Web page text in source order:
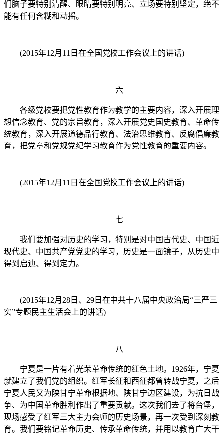
们脑子要特别清醒、眼睛要特别明亮、立场要特别坚定，绝不
能有任何含糊和动摇。
(2015年12月11日在全国党校工作会议上的讲话)
六
各级党校要把党性教育作为教学的主要内容，深入开展理
想信念教育、党的宗旨教育，深入开展党史国史教育、革命传
统教育，深入开展道德品行教育、法治思维教育、反腐倡廉教
育，把党章和党规党纪学习教育作为党性教育的重要内容。
(2015年12月11日在全国党校工作会议上的讲话)
七
我们要加强对历史的学习，特别是对中国古代史、中国近
现代史、中国共产党党史的学习，历史是一面镜子，从历史中
得到启迪、得到定力。
(2015年12月28日、29日在中共十八届中央政治局“三严三
实”专题民主生活会上的讲话)
八
宁夏是一片有着光荣革命传统的红色土地。1926年，宁夏
就建立了我们党的组织。红军长征和西征都曾转战宁夏，之后
宁夏人民又为陕甘宁革命根据地、陕甘宁边区建设，为抗日战
争、为中国革命胜利作出了重要贡献。这次我们去了将台堡，
现场感受了红军三大主力会师的历史场景，再一次受到深刻教
育。我们要铭记革命历史、传承革命传统，并用以教育广大干